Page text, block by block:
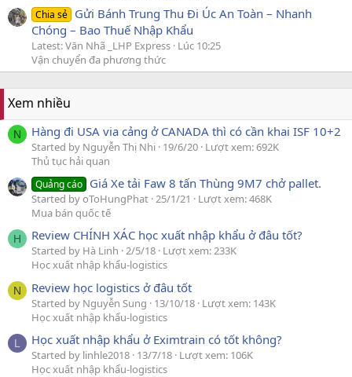
Chia sẻ Gửi Bánh Trung Thu Đi Úc An Toàn – Nhanh
Chóng – Bao Thuế Nhập Khẩu
Latest: Văn Nhã _LHP Express Lúc 10:25
Vận chuyển đa phương thức
Xem nhiều
N Hàng đi USA via cảng ở CANADA thì có cần khai ISF 10+2
Started by Nguyễn Thị Nhi 19/6/20 Lượt xem: 692K
Thủ tục hải quan
Quảng cáo Giá Xe tải Faw 8 tấn Thùng 9M7 chở pallet.
Started by oToHungPhat 25/1/21
Lượt xem: 468K
Mua bán quốc tế
H Review CHÍNH XÁC học xuất nhập khẩu ở đâu tốt?
Started by Hà Linh 2/5/18 Lượt xem: 233K
Học xuất nhập khẩu-logistics
N Review học logistics ở đâu tốt
Started by Nguyễn Sung 13/10/18 Lượt xem: 143K
Học xuất nhập khẩu-logistics
L Học xuất nhập khẩu ở Eximtrain có tốt không?
Started by linhle2018 13/7/18 Lượt xem: 106K
Học xuất nhập khẩu-logistics